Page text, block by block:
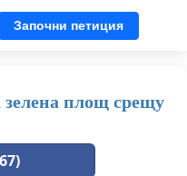
Започни петиция
зелена площ срещу